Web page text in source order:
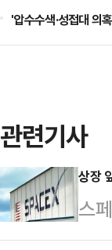
'압수수색·성접대 의
관련기사
상장
스
급